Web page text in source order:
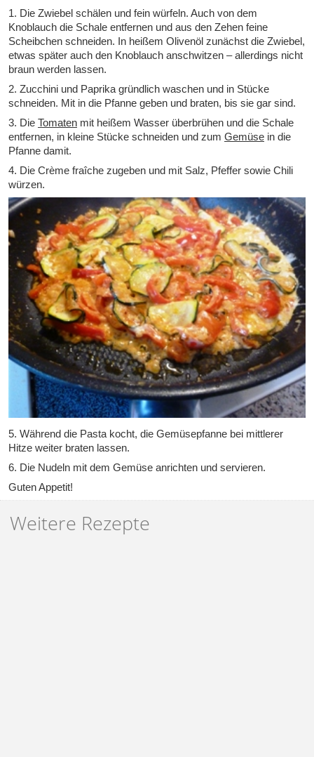
1. Die Zwiebel schälen und fein würfeln. Auch von dem
Knoblauch die Schale entfernen und aus den Zehen feine
Scheibchen schneiden. In heißem Olivenöl zunächst die Zwiebel,
etwas später auch den Knoblauch anschwitzen – allerdings nicht
braun werden lassen.
2. Zucchini und Paprika gründlich waschen und in Stücke
schneiden. Mit in die Pfanne geben und braten, bis sie gar sind.
3. Die Tomaten mit heißem Wasser überbrühen und die Schale
entfernen, in kleine Stücke schneiden und zum Gemüse in die
Pfanne damit.
4. Die Crème fraîche zugeben und mit Salz, Pfeffer sowie Chili
würzen.
5. Während die Pasta kocht, die Gemüsepfanne bei mittlerer
Hitze weiter braten lassen.
6. Die Nudeln mit dem Gemüse anrichten und servieren.
Guten Appetit!
Weitere Rezepte